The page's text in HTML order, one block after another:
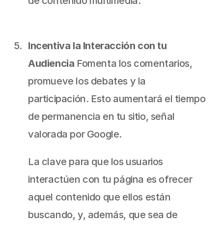
Incentiva la Interacción con tu
Audiencia Fomenta los comentarios,
promueve los debates y la
participación. Esto aumentará el tiempo
de permanencia en tu sitio, señal
valorada por Google.
La clave para que los usuarios
interactúen con tu página es ofrecer
aquel contenido que ellos están
buscando, y, además, que sea de